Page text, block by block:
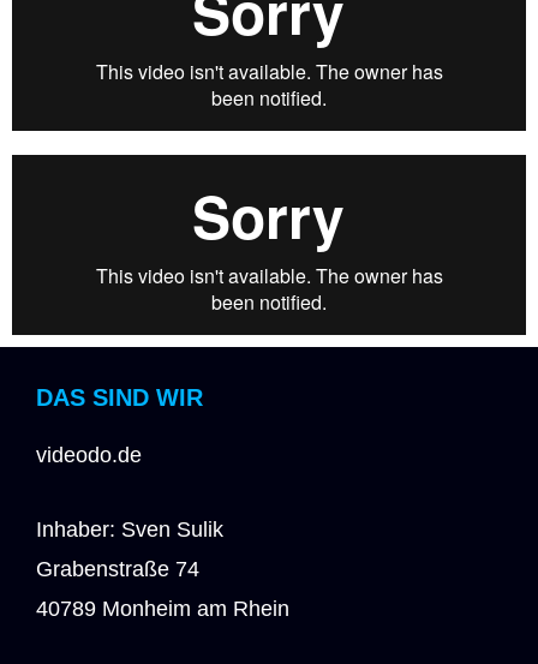
DAS SIND WIR
videodo.de
Inhaber: Sven Sulik
Grabenstraße 74
40789 Monheim am Rhein